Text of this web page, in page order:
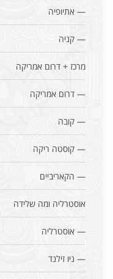
— אתיופיה
— קניה
מרכז + דרום אמריקה
— דרום אמריקה
— קובה
— קוסטה ריקה
— הקאריביים
אוסטרליה ומה שלידה
— אוסטרליה
— ניו זילנד